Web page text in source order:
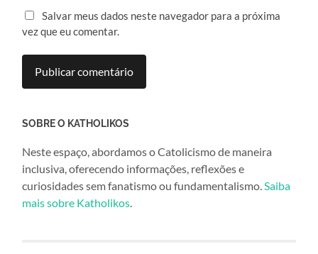
Salvar meus dados neste navegador para a próxima
vez que eu comentar.
SOBRE O KATHOLIKOS
Neste espaço, abordamos o Catolicismo de maneira
inclusiva, oferecendo informações, reflexões e
curiosidades sem fanatismo ou fundamentalismo.Saiba
mais sobre Katholikos.